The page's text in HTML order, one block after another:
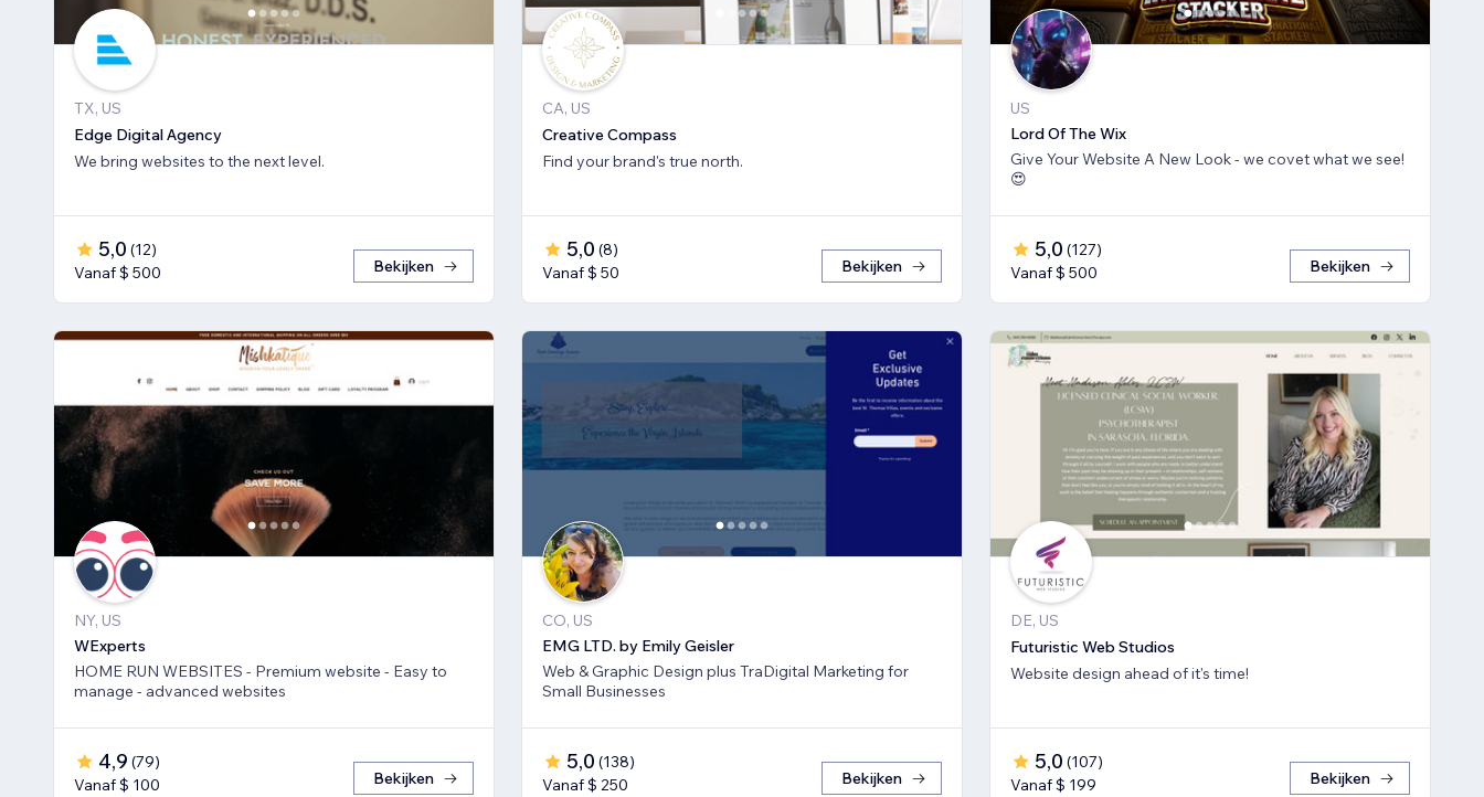
TX, US
Edge Digital Agency
We bring websites to the next level.
5,0 (12)
Vanaf $ 500
Bekijken
CA, US
Creative Compass
Find your brand's true north.
5,0 (8)
Vanaf $ 50
Bekijken
US
Lord Of The Wix
Give Your Website A New Look - we covet what we see!
😍
5,0 (127)
Vanaf $ 500
Bekijken
NY, US
WExperts
HOME RUN WEBSITES - Premium website - Easy to
manage - advanced websites
4,9 (79)
Vanaf $ 100
Bekijken
CO, US
EMG LTD. by Emily Geisler
Web & Graphic Design plus TraDigital Marketing for
Small Businesses
5,0 (138)
Vanaf $ 250
Bekijken
DE, US
Futuristic Web Studios
Website design ahead of it's time!
5,0 (107)
Vanaf $ 199
Bekijken